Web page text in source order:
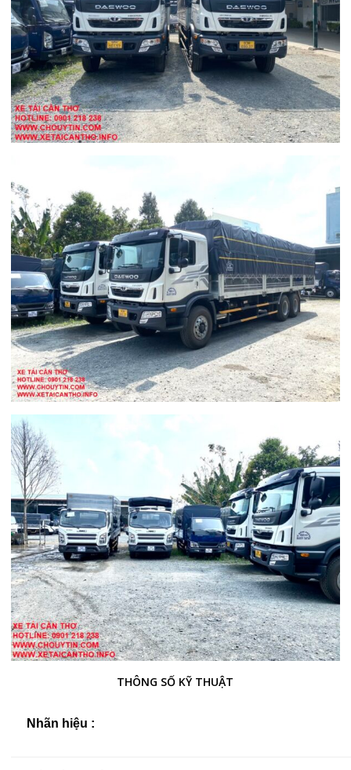
THÔNG SỐ KỸ THUẬT
Nhãn hiệu :